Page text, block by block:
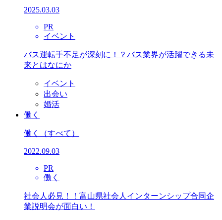
2025.03.03
PR
イベント
バス運転手不足が深刻に！？バス業界が活躍できる未
来とはなにか
イベント
出会い
婚活
働く
働く （すべて）
2022.09.03
PR
働く
社会人必見！！富山県社会人インターンシップ合同企
業説明会が面白い！